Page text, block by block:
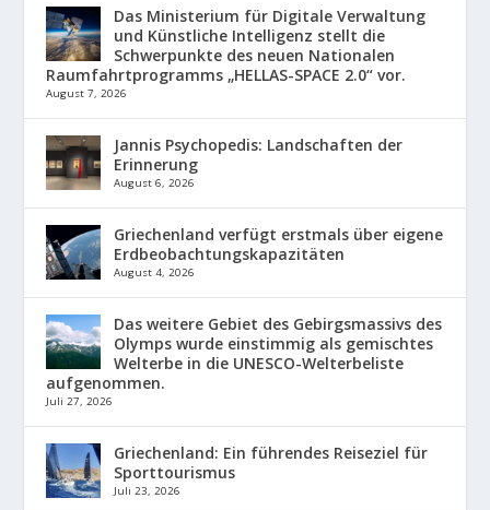
Das Ministerium für Digitale Verwaltung
und Künstliche Intelligenz stellt die
Schwerpunkte des neuen Nationalen
Raumfahrtprogramms „HELLAS-SPACE 2.0“ vor.
August 7, 2026
Jannis Psychopedis: Landschaften der
Erinnerung
August 6, 2026
Griechenland verfügt erstmals über eigene
Erdbeobachtungskapazitäten
August 4, 2026
Das weitere Gebiet des Gebirgsmassivs des
Olymps wurde einstimmig als gemischtes
Welterbe in die UNESCO-Welterbeliste
aufgenommen.
Juli 27, 2026
Griechenland: Ein führendes Reiseziel für
Sporttourismus
Juli 23, 2026